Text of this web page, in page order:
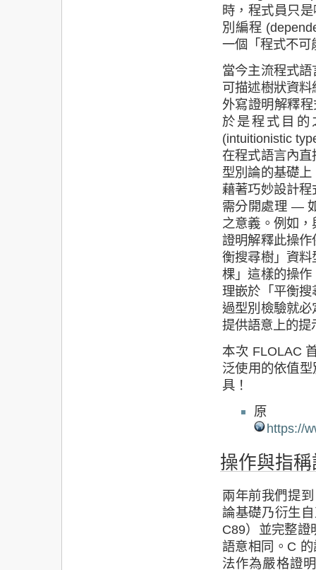
時，程式員只
別編程
一個「程式不可
當今主流程式
可描述樹狀資
外寫證明解釋
於是程式目
(intuitionistic
在程式語言內
型別論的基礎
藉著巧妙設計
需分開處理 —
之意義。例如
證明解釋此操
衡搜尋樹」資
棵」這樣的操
理嵌於「平衡
過型別檢驗就
提供語意上的提
本次 FLOLAC
泛使用的依值
具！
https://
操作與指
兩年前我們提
論基礎乃衍生
C89）並完整證
語意相同。C
法作為嚴格證